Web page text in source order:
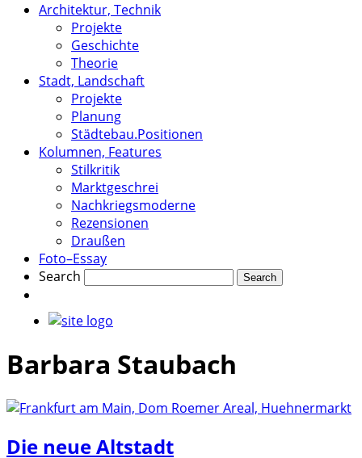
Architektur, Technik
Projekte
Geschichte
Theorie
Stadt, Landschaft
Projekte
Planung
Städtebau.Positionen
Kolumnen, Features
Stilkritik
Marktgeschrei
Nachkriegsmoderne
Rezensionen
Draußen
Foto–Essay
Search
Barbara Staubach
Die neue Altstadt